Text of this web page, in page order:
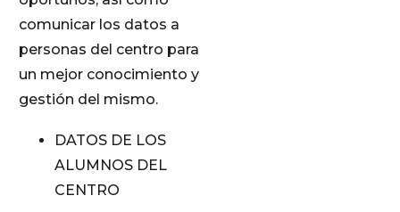
comunicar los datos a
personas del centro para
un mejor conocimiento y
gestión del mismo.
DATOS DE LOS
ALUMNOS DEL
CENTRO